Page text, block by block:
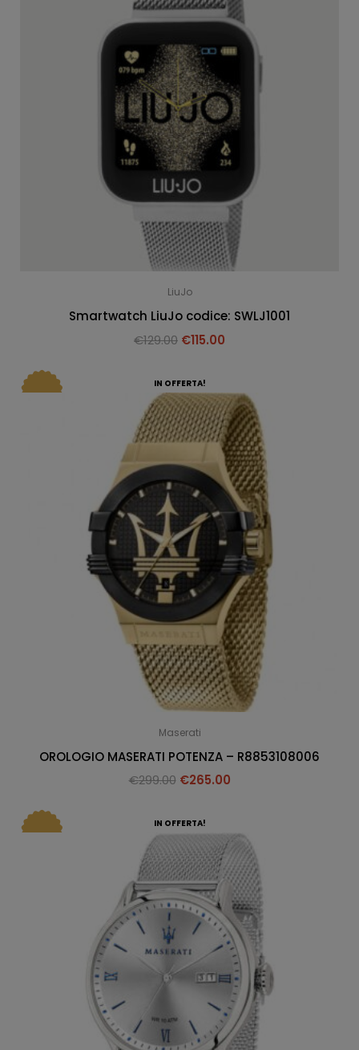
LiuJo
Smartwatch LiuJo codice: SWLJ1001
€129.00 €115.00
IN OFFERTA!
Maserati
OROLOGIO MASERATI POTENZA – R8853108006
€299.00 €265.00
IN OFFERTA!